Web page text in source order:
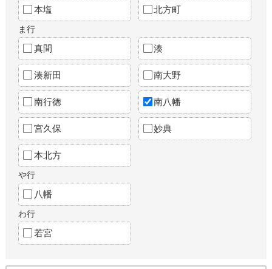
本塩 北方町
ま行
真間 湊
湊新田 南大野
南行徳 南八幡
宮久保 妙典
本北方
や行
八幡
わ行
若宮